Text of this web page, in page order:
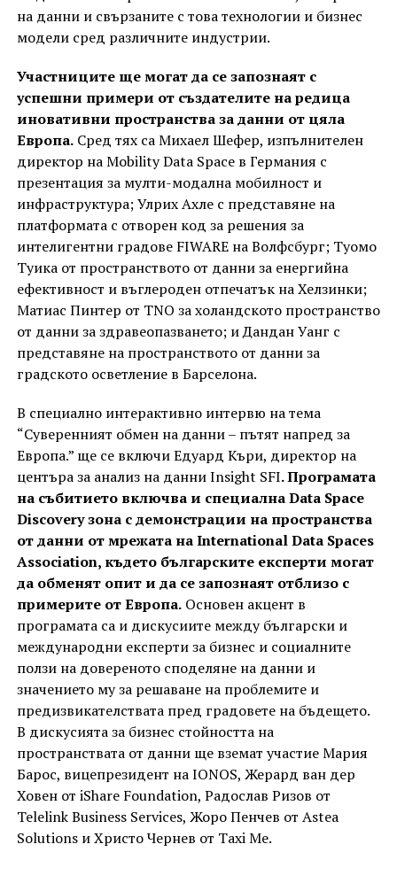
на данни и свързаните с това технологии и бизнес
модели сред различните индустрии.
Участниците ще могат да се запознаят с
успешни примери от създателите на редица
иновативни пространства за данни от цяла
Европа.Сред тях са Михаел Шефер, изпълнителен
директор на Mobility Data Space в Германия с
презентация за мулти-модална мобилност и
инфраструктура; Улрих Ахле с представяне на
платформата с отворен код за решения за
интелигентни градове FIWARE на Волфсбург; Туомо
Туика от пространството от данни за енергийна
ефективност и въглероден отпечатък на Хелзинки;
Матиас Пинтер от TNO за холандското пространство
oт данни за здравеопазването; и Дандан Уанг с
представяне на пространството от данни за
градското осветление в Барселона.
В специално интерактивно интервю на тема
“Суверенният обмен на данни – пътят напред за
Европа.” ще се включи Едуард Къри, директор на
центъра за анализ на данни Insight SFI.Програмата
на събитието включва и специална Data Space
Discovery зона с демонстрации на пространства
от данни от мрежата на International Data Spaces
Association, където българските експерти могат
да обменят опит и да се запознаят отблизо с
примерите от Европа.Основен акцент в
програмата са и дискусиите между български и
международни експерти за бизнес и социалните
ползи на довереното споделяне на данни и
значението му за решаване на проблемите и
предизвикателствата пред градовете на бъдещето.
В дискусията за бизнес стойността на
пространствата от данни ще вземат участие Мария
Барос, вицепрезидент на IONOS, Жерард ван дер
Ховен от iShare Foundation, Радослав Ризов от
Telelink Business Services, Жоро Пенчев от Astea
Solutions и Христо Чернев от Taxi Mе.